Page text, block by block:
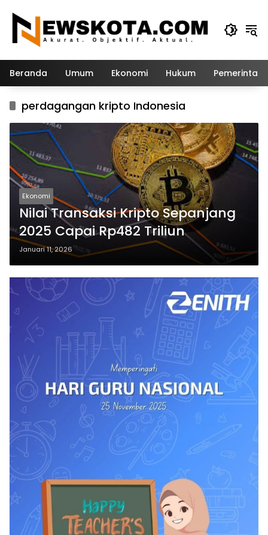
konten
Beranda Umum Ekonomi Hukum
perdagangan kripto Indonesia
Ekonomi
Nilai Transaksi Kripto Sepanjang
2025 Capai Rp482 Triliun
Januari 11, 2026